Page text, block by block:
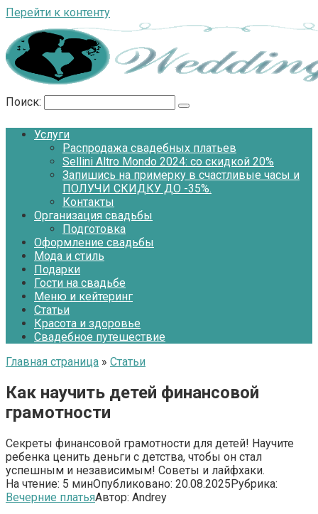
Перейти к контенту
Поиск:
Услуги
Распродажа свадебных платьев
Sellini Altro Mondo 2024: со скидкой 20%
Запишись на примерку в счастливые часы и
ПОЛУЧИ СКИДКУ ДО -35%.
Контакты
Организация свадьбы
Подготовка
Оформление свадьбы
Мода и стиль
Подарки
Гости на свадьбе
Меню и кейтеринг
Статьи
Красота и здоровье
Свадебное путешествие
Главная страница » Статьи
Как научить детей финансовой
грамотности
Секреты финансовой грамотности для детей! Научите
ребенка ценить деньги с детства, чтобы он стал
успешным и независимым! Советы и лайфхаки.
На чтение: 5 минОпубликовано: 20.08.2025Рубрика:
Вечерние платьяАвтор: Andrey